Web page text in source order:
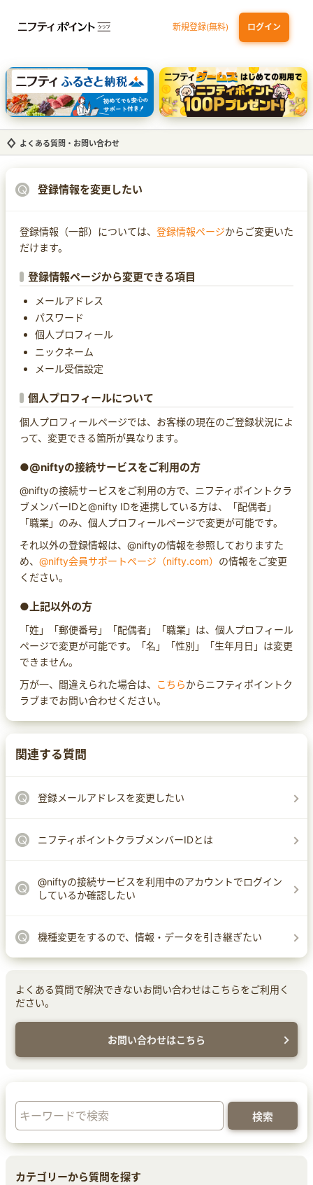
新規登録(無料) ログイン
dカード GOLD 三井住友カード ゴールド（NL）（家族カード発行）
【実質初月無料】DMM | Disney+(ディズニープラス) セットプラン
SBI証券 確定拠出年金（iDeCo）
よくある質問・お問い合わせ
登録情報を変更したい
登録情報（一部）については、 登録情報ページからご変更いた
だけます。
登録情報ページから変更できる項目
メールアドレス
パスワード
個人プロフィール
ニックネーム
メール受信設定
個人プロフィールについて
個人プロフィールページでは、お客様の現在のご登録状況によ
って、変更できる箇所が異なります。
●@niftyの接続サービスをご利用の方
@niftyの接続サービスをご利用の方で、ニフティポイントクラ
ブメンバーIDと@nifty IDを連携している方は、「配偶者」
「職業」のみ、個人プロフィールページで変更が可能です。
それ以外の登録情報は、@niftyの情報を参照しておりますた
め、 @nifty会員サポートページ（nifty.com） の情報をご変更
ください。
●上記以外の方
「姓」「郵便番号」「配偶者」「職業」は、個人プロフィール
ページで変更が可能です。「名」「性別」「生年月日」は変更
できません。
万が一、間違えられた場合は、
こちらからニフティポイントク
ラブまでお問い合わせください。
関連する質問
登録メールアドレスを変更したい
ニフティポイントクラブメンバーIDとは
@niftyの接続サービスを利用中のアカウントでログイン
しているか確認したい
機種変更をするので、情報・データを引き継ぎたい
よくある質問で解決できないお問い合わせはこちらをご利用く
ださい。
お問い合わせはこちら
カテゴリーから質問を探す